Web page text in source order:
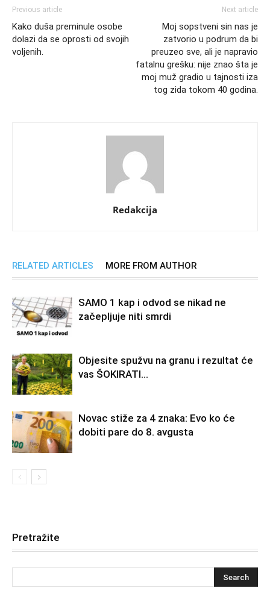
Previous article
Kako duša preminule osobe
dolazi da se oprosti od svojih
voljenih.
Next article
Moj sopstveni sin nas je
zatvorio u podrum da bi
preuzeo sve, ali je napravio
fatalnu grešku: nije znao šta je
moj muž gradio u tajnosti iza
tog zida tokom 40 godina.
Redakcija
RELATED ARTICLES MORE FROM AUTHOR
SAMO 1 kap i odvod se nikad ne
začepljuje niti smrdi
Objesite spužvu na granu i rezultat će
vas ŠOKIRATI…
Novac stiže za 4 znaka: Evo ko će
dobiti pare do 8. avgusta
Pretražite